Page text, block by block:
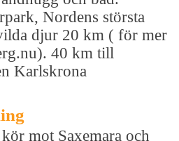
Nordens största
djur 20 km ( för mer
40 km till
Karlskrona
mot Saxemara och